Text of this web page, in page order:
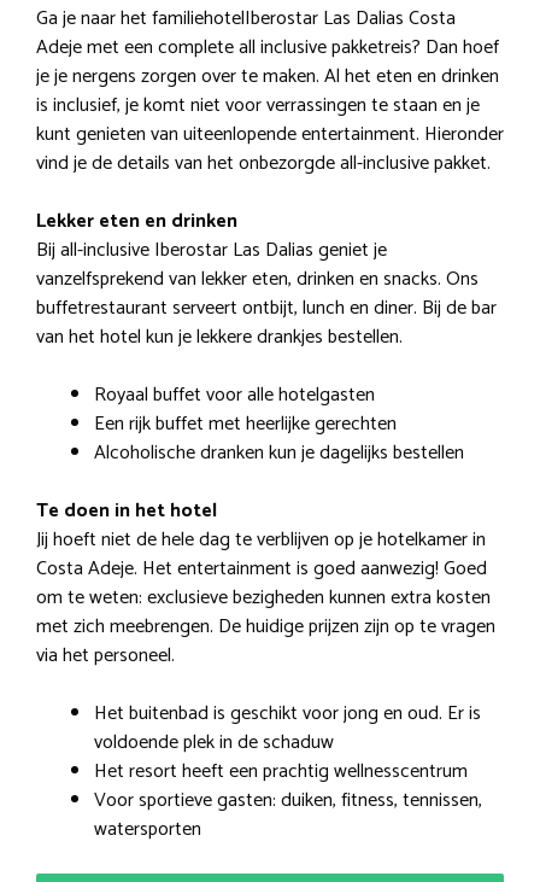
Ga je naar het familiehotelIberostar Las Dalias Costa
Adeje met een complete all inclusive pakketreis? Dan hoef
je je nergens zorgen over te maken. Al het eten en drinken
is inclusief, je komt niet voor verrassingen te staan en je
kunt genieten van uiteenlopende entertainment. Hieronder
vind je de details van het onbezorgde all-inclusive pakket.
Lekker eten en drinken
Bij all-inclusive Iberostar Las Dalias geniet je
vanzelfsprekend van lekker eten, drinken en snacks. Ons
buffetrestaurant serveert ontbijt, lunch en diner. Bij de bar
van het hotel kun je lekkere drankjes bestellen.
Royaal buffet voor alle hotelgasten
Een rijk buffet met heerlijke gerechten
Alcoholische dranken kun je dagelijks bestellen
Te doen in het hotel
Jij hoeft niet de hele dag te verblijven op je hotelkamer in
Costa Adeje. Het entertainment is goed aanwezig! Goed
om te weten: exclusieve bezigheden kunnen extra kosten
met zich meebrengen. De huidige prijzen zijn op te vragen
via het personeel.
Het buitenbad is geschikt voor jong en oud. Er is
voldoende plek in de schaduw
Het resort heeft een prachtig wellnesscentrum
Voor sportieve gasten: duiken, fitness, tennissen,
watersporten